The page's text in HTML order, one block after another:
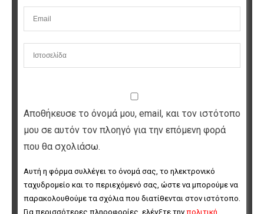
Αποθήκευσε το όνομά μου, email, και τον ιστότοπο
μου σε αυτόν τον πλοηγό για την επόμενη φορά
που θα σχολιάσω.
Αυτή η φόρμα συλλέγει το όνομά σας, το ηλεκτρονικό
ταχυδρομείο και το περιεχόμενό σας, ώστε να μπορούμε να
παρακολουθούμε τα σχόλια που διατίθενται στον ιστότοπο.
Για περισσότερες πληροφορίες, ελέγξτε την πολιτική